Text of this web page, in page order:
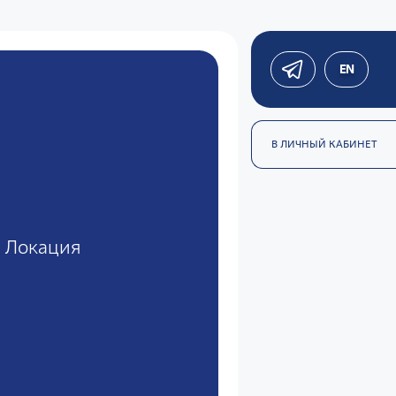
EN
В ЛИЧНЫЙ КАБИНЕТ
Локация